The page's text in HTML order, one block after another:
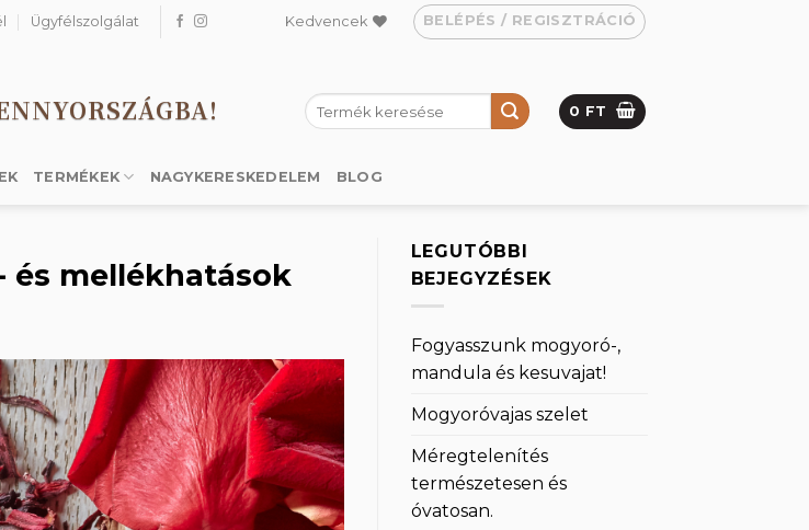
Ügyfélszolgálat Kedvencek BELÉPÉS / REGISZTRÁCIÓ
Keresés
a
0 FT
TERMÉKEK NAGYKERESKEDELEM BLOG
és mellékhatások
LEGUTÓBBI
BEJEGYZÉSEK
Fogyasszunk mogyoró-,
mandula és kesuvajat!
Mogyoróvajas szelet
Méregtelenítés
természetesen és
óvatosan.